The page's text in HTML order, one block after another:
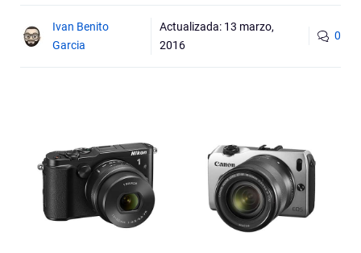
Ivan Benito
Garcia
Actualizada: 13 marzo,
2016
0